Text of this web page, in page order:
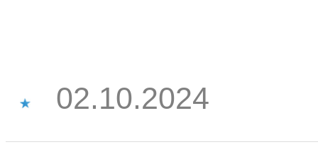
02.10.2024